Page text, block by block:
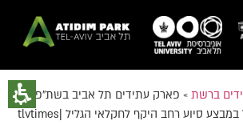
ברשת » פארק עתידים תל אביב בשת”פ עם
הרשות לפיתוח הגליל במבצע סיוע רחב היקף לחקלאי הגליל |tlvtimes